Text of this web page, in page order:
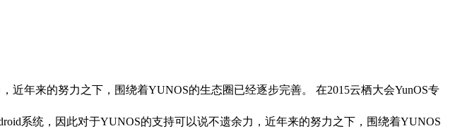
年来的努力之下，围绕着YUNOS的生态圈已经逐步完善。 在2015云栖大会YunOS专
系统，因此对于YUNOS的支持可以说不遗余力，近年来的努力之下，围绕着YUNOS